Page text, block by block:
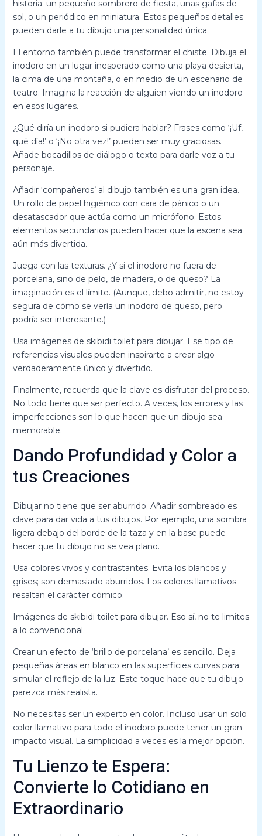
historia: un pequeño sombrero de fiesta, unas gafas de
sol, o un periódico en miniatura. Estos pequeños detalles
pueden darle a tu dibujo una personalidad única.
El entorno también puede transformar el chiste. Dibuja el
inodoro en un lugar inesperado como una playa desierta,
la cima de una montaña, o en medio de un escenario de
teatro. Imagina la reacción de alguien viendo un inodoro
en esos lugares.
¿Qué diría un inodoro si pudiera hablar? Frases como ‘¡Uf,
qué día!’ o ‘¡No otra vez!’ pueden ser muy graciosas.
Añade bocadillos de diálogo o texto para darle voz a tu
personaje.
Añadir ‘compañeros’ al dibujo también es una gran idea.
Un rollo de papel higiénico con cara de pánico o un
desatascador que actúa como un micrófono. Estos
elementos secundarios pueden hacer que la escena sea
aún más divertida.
Juega con las texturas. ¿Y si el inodoro no fuera de
porcelana, sino de pelo, de madera, o de queso? La
imaginación es el límite. (Aunque, debo admitir, no estoy
segura de cómo se vería un inodoro de queso, pero
podría ser interesante.)
Usa imágenes de skibidi toilet para dibujar. Ese tipo de
referencias visuales pueden inspirarte a crear algo
verdaderamente único y divertido.
Finalmente, recuerda que la clave es disfrutar del proceso.
No todo tiene que ser perfecto. A veces, los errores y las
imperfecciones son lo que hacen que un dibujo sea
memorable.
Dando Profundidad y Color a
tus Creaciones
Dibujar no tiene que ser aburrido. Añadir sombreado es
clave para dar vida a tus dibujos. Por ejemplo, una sombra
ligera debajo del borde de la taza y en la base puede
hacer que tu dibujo no se vea plano.
Usa colores vivos y contrastantes. Evita los blancos y
grises; son demasiado aburridos. Los colores llamativos
resaltan el carácter cómico.
Imágenes de skibidi toilet para dibujar. Eso sí, no te limites
a lo convencional.
Crear un efecto de ‘brillo de porcelana’ es sencillo. Deja
pequeñas áreas en blanco en las superficies curvas para
simular el reflejo de la luz. Este toque hace que tu dibujo
parezca más realista.
No necesitas ser un experto en color. Incluso usar un solo
color llamativo para todo el inodoro puede tener un gran
impacto visual. La simplicidad a veces es la mejor opción.
Tu Lienzo te Espera:
Convierte lo Cotidiano en
Extraordinario